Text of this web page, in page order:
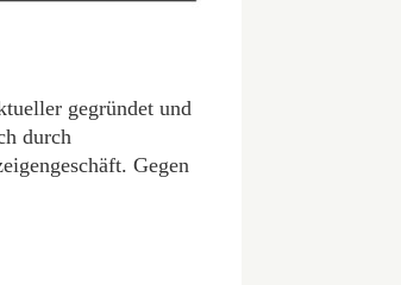
gegründet und
durch
Gegen